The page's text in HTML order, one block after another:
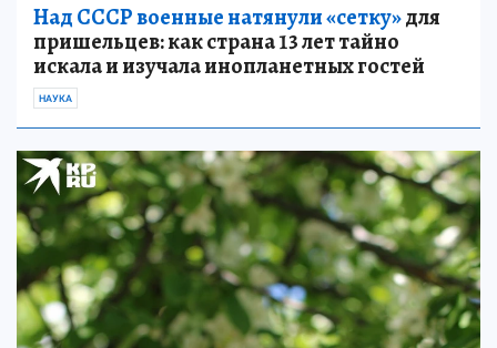
Над СССР военные натянули «сетку»для
пришельцев: как страна 13 лет тайно
искала и изучала инопланетных гостей
НАУКА